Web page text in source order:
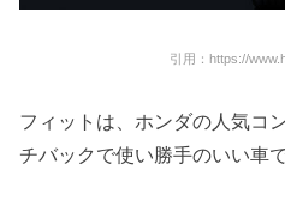
引用：https://
フィットは、ホンダの人気コ
チバックで使い勝手のいい車で